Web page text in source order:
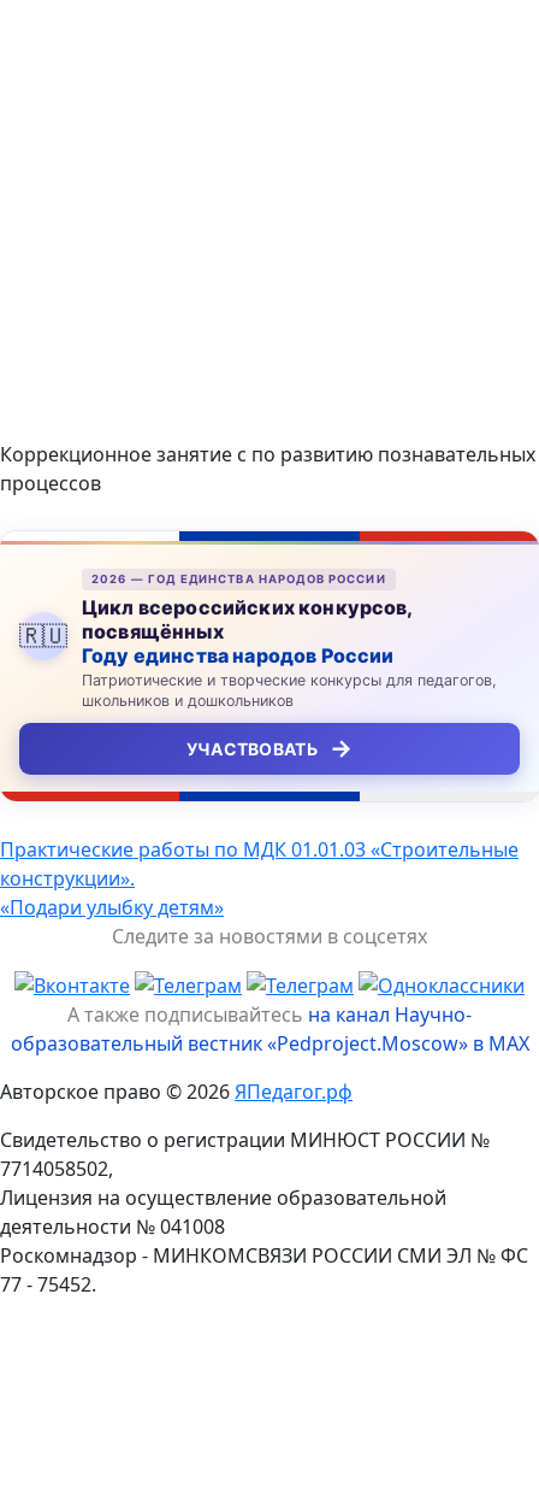
Коррекционное занятие с по развитию познавательных
процессов
🇷🇺
2026 — ГОД ЕДИНСТВА НАРОДОВ РОССИИ
Цикл всероссийских конкурсов,
посвящённых
Году единства народов России
Патриотические и творческие конкурсы для педагогов,
школьников и дошкольников
УЧАСТВОВАТЬ →
Навигация
по
записям
Практические работы по МДК 01.01.03 «Строительные
конструкции».
«Подари улыбку детям»
Следите за новостями в соцсетях
А также подписывайтесь на канал Научно-
образовательный вестник «Pedproject.Moscow» в MAX
Авторское право © 2026ЯПедагог.рф
Свидетельство о регистрации МИНЮСТ РОССИИ №
7714058502,
Лицензия на осуществление образовательной
деятельности № 041008
Роскомнадзор - МИНКОМСВЯЗИ РОССИИ СМИ ЭЛ № ФС
77 - 75452.